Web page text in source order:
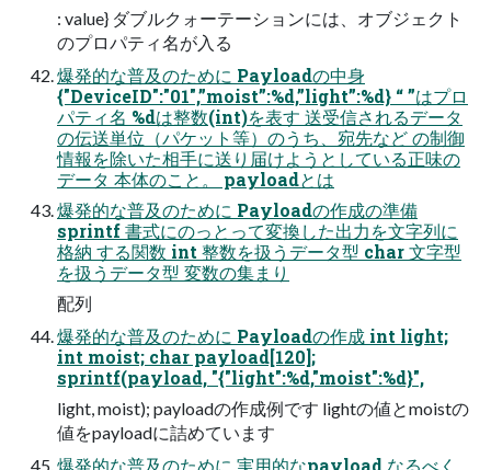
: value} ダブルクォーテーションには、オブジェクト
のプロパティ名が入る
爆発的な普及のために Payloadの中身
{"DeviceID":"01",”moist”:%d,”light”:%d} “ ”はプロ
パティ名 %dは整数(int)を表す 送受信されるデータ
の伝送単位（パケット等）のうち、宛先など の制御
情報を除いた相手に送り届けようとしている正味の
データ 本体のこと。 payloadとは
爆発的な普及のために Payloadの作成の準備
sprintf 書式にのっとって変換した出力を文字列に
格納 する関数 int 整数を扱うデータ型 char 文字型
を扱うデータ型 変数の集まり
配列
爆発的な普及のために Payloadの作成 int light;
int moist; char payload[120];
sprintf(payload, "{"light":%d,"moist":%d}",
light, moist); payloadの作成例です lightの値とmoistの
値をpayloadに詰めています
爆発的な普及のために 実用的なpayload なるべく